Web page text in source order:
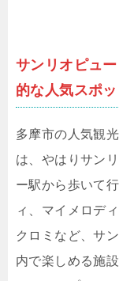
サンリオピュ
的な人気スポッ
多摩市の人気観
は、やはりサン
ー駅から歩いて
ィ、マイメロデ
クロミなど、サ
内で楽しめる施